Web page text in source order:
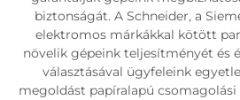
biztonságát. A Schneider, a
elektromos márkákkal kötött
növelik gépeink teljesítményét és
választásával ügyfeleink
megoldást papíralapú csomagolási